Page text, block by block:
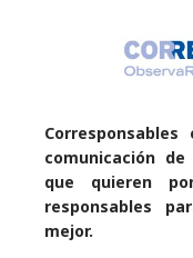
comunicación
que quieren
responsables
mejor.